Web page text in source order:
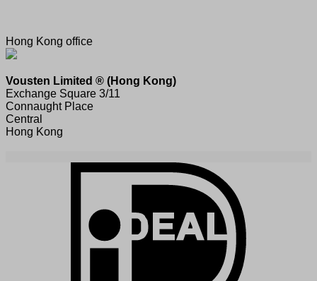
Hong Kong office
Vousten Limited ® (Hong Kong)
Exchange Square 3/11
Connaught Place
Central
Hong Kong